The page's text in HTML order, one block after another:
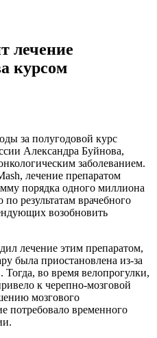
лечение
курсом
за полугодовой курс
Александра Буйнова,
заболеванием.
лечение препаратом
порядка одного миллиона
результатам врачебного
возобновить
лечение этим препаратом,
была приостановлена из-за
во время велопрогулки,
к черепно-мозговой
мозгового
потребовало временного